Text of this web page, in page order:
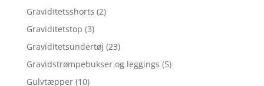
Graviditetsshorts (2)
Graviditetstop (3)
Graviditetsundertøj (23)
Gravidstrømpebukser og leggings (5)
Gulvtæpper (10)